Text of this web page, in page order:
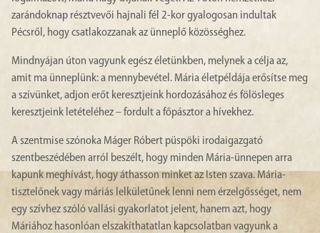
zarándoknap résztvevői hajnali fél 2-kor gyalogosan indultak
Pécsről, hogy csatlakozzanak az ünneplő közösséghez.
Mindnyájan úton vagyunk egész életünkben, melynek a célja az,
amit ma ünneplünk: a mennybevétel. Mária életpéldája erősítse meg
a szívünket, adjon erőt keresztjeink hordozásához és fölösleges
keresztjeink letételéhez – fordult a főpásztor a hívekhez.
A szentmise szónoka Máger Róbert püspöki irodaigazgató
szentbeszédében arról beszélt, hogy minden Mária-ünnepen arra
kapunk meghívást, hogy áthasson minket az Isten szava. Mária-
tisztelőnek vagy máriás lelkületűnek lenni nem érzelgősséget, nem
egy szívhez szóló vallási gyakorlatot jelent, hanem azt, hogy
Máriához hasonlóan elszakíthatatlan kapcsolatban vagyunk a